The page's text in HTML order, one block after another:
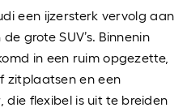
een ijzersterk vervolg aan
grote SUV’s. Binnenin
in een ruim opgezette,
zitplaatsen en een
die flexibel is uit te breiden